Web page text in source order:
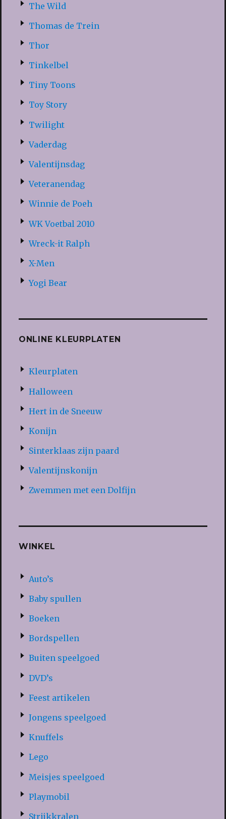
The Wild
Thomas de Trein
Thor
Tinkelbel
Tiny Toons
Toy Story
Twilight
Vaderdag
Valentijnsdag
Veteranendag
Winnie de Poeh
WK Voetbal 2010
Wreck-it Ralph
X-Men
Yogi Bear
ONLINE KLEURPLATEN
Kleurplaten
Halloween
Hert in de Sneeuw
Konijn
Sinterklaas zijn paard
Valentijnskonijn
Zwemmen met een Dolfijn
WINKEL
Auto’s
Baby spullen
Boeken
Bordspellen
Buiten speelgoed
DVD’s
Feest artikelen
Jongens speelgoed
Knuffels
Lego
Meisjes speelgoed
Playmobil
Strijkkralen